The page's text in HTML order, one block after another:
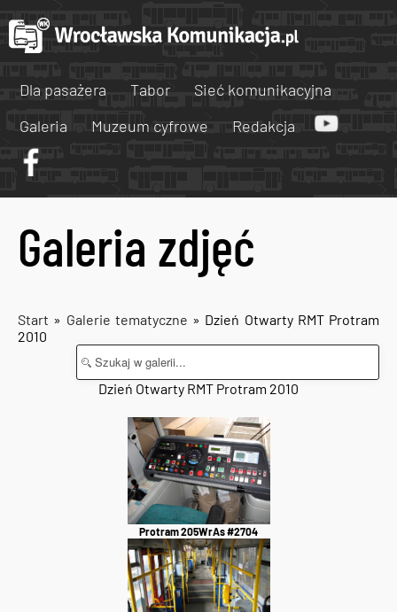
Dla pasażera Tabor
Sieć komunikacyjna
Galeria
Muzeum cyfrowe Redakcja
Galeria zdjęć
Start » Galerie tematyczne » Dzień Otwarty RMT Protram
2010
Dzień Otwarty RMT Protram 2010
Protram 205WrAs #2704